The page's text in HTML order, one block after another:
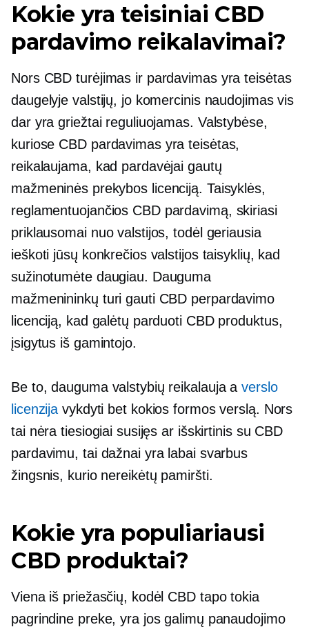
Kokie yra teisiniai CBD
pardavimo reikalavimai?
Nors CBD turėjimas ir pardavimas yra teisėtas
daugelyje valstijų, jo komercinis naudojimas vis
dar yra griežtai reguliuojamas. Valstybėse,
kuriose CBD pardavimas yra teisėtas,
reikalaujama, kad pardavėjai gautų
mažmeninės prekybos licenciją. Taisyklės,
reglamentuojančios CBD pardavimą, skiriasi
priklausomai nuo valstijos, todėl geriausia
ieškoti jūsų konkrečios valstijos taisyklių, kad
sužinotumėte daugiau. Dauguma
mažmenininkų turi gauti CBD perpardavimo
licenciją, kad galėtų parduoti CBD produktus,
įsigytus iš gamintojo.
Be to, dauguma valstybių reikalauja averslo
licenzija vykdyti bet kokios formos verslą. Nors
tai nėra tiesiogiai susijęs ar išskirtinis su CBD
pardavimu, tai dažnai yra labai svarbus
žingsnis, kurio nereikėtų pamiršti.
Kokie yra populiariausi
CBD produktai?
Viena iš priežasčių, kodėl CBD tapo tokia
pagrindine preke, yra jos galimų panaudojimo